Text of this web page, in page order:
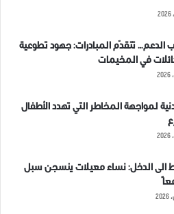
بقصف على ريف إدلب
الدعم… تتقدّم المبادرات: جهود تطوعية
في المخيمات
لمواجهة المخاطر التي تهدد الأطفال
الى الدخل: نساء معيلات ينسجن سبل